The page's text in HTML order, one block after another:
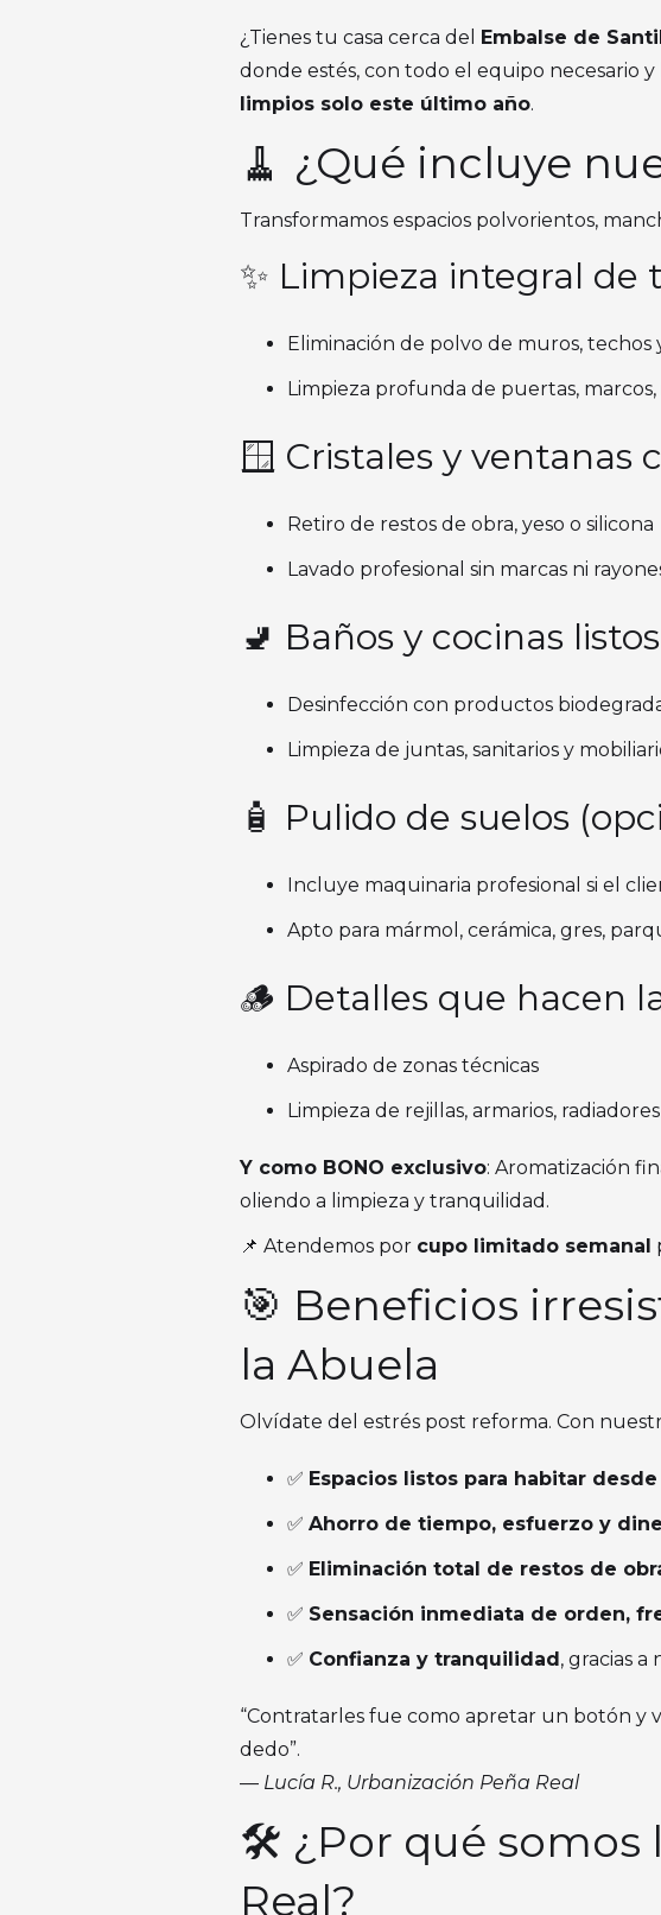
¿Tienes tu casa cerca del Embalse de
donde estés, con todo el equipo necesario
limpios solo este último año.
🧹 ¿Qué incluye
Transformamos espacios polvorientos,
✨ Limpieza integral de
Eliminación de polvo de muros, techos
Limpieza profunda de puertas,
🪟 Cristales y ventanas
Retiro de restos de obra, yeso o silicona
Lavado profesional sin marcas ni
🚽 Baños y cocinas
Desinfección con productos
Limpieza de juntas, sanitarios y
🧴 Pulido de suelos
Incluye maquinaria profesional si el
Apto para mármol, cerámica, gres,
🪵 Detalles que hacen
Aspirado de zonas técnicas
Limpieza de rejillas, armarios, radiadores
Y como BONO exclusivo: Aromatización
oliendo a limpieza y tranquilidad.
📌 Atendemos por cupo limitado semanal
🎯 Beneficios
la Abuela
Olvídate del estrés post reforma. Con
✅ Espacios listos para habitar
✅ Ahorro de tiempo, esfuerzo y
✅ Eliminación total de restos de
✅ Sensación inmediata de orden,
✅ Confianza y tranquilidad, gracias
“Contratarles fue como apretar un botón y
dedo”.
— Lucía R., Urbanización Peña Real
🛠️ ¿Por qué somos
Real?